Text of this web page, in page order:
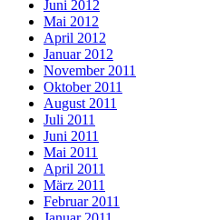
Juni 2012
Mai 2012
April 2012
Januar 2012
November 2011
Oktober 2011
August 2011
Juli 2011
Juni 2011
Mai 2011
April 2011
März 2011
Februar 2011